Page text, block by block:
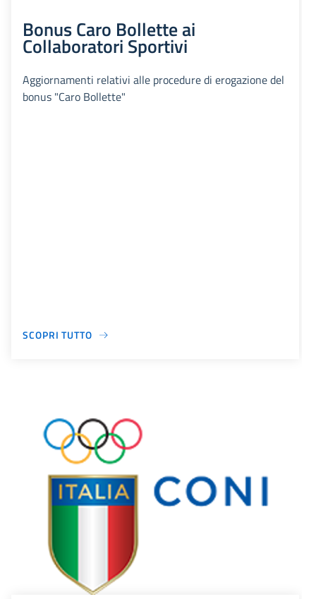
Bonus Caro Bollette ai
Collaboratori Sportivi
Aggiornamenti relativi alle procedure di erogazione del
bonus "Caro Bollette"
SCOPRI TUTTO